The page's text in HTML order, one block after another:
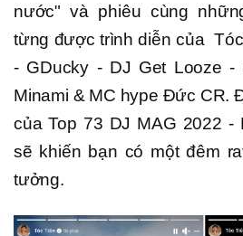
nước" và phiêu cùng
từng được trình diễn của
- GDucky - DJ Get Looze -
Minami & MC hype Đức CR.
của Top 73 DJ MAG 2022 -
sẽ khiến bạn có một đêm
tưởng.